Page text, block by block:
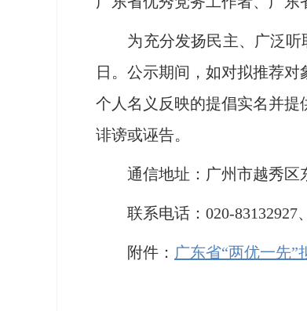
为充分发扬民主、广泛听取
日。公示期间，如对拟推荐
个人名义反映的提倡实名并
诽谤或诬告。
通信地址：广州市越秀区东
联系电话：020-83132927、
附件： 广东省“两优一先”